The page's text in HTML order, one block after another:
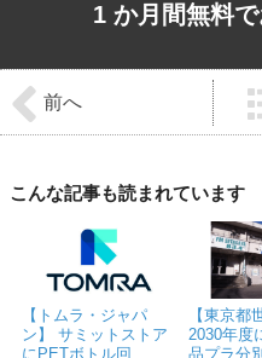
1 か月間無料
後
の
記
の
前へ
こんな記事も読まれています
【トムラ・ジャパ
ン】 サミットストア
にPETボトル回...
【東京都
2030年度
品プラ分